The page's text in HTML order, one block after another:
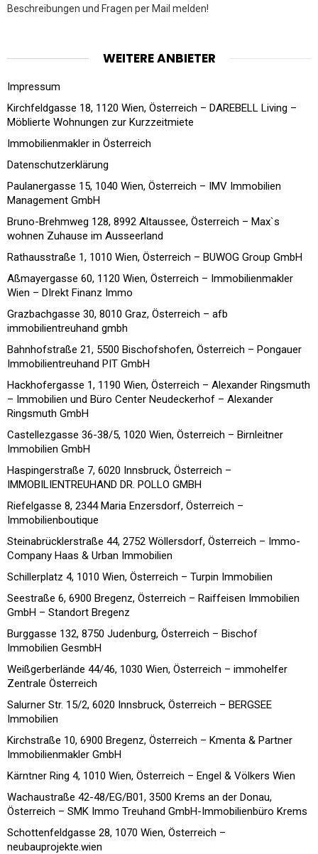
Beschreibungen und Fragen per Mail melden!
WEITERE ANBIETER
Impressum
Kirchfeldgasse 18, 1120 Wien, Österreich – DAREBELL Living –
Möblierte Wohnungen zur Kurzzeitmiete
Immobilienmakler in Österreich
Datenschutzerklärung
Paulanergasse 15, 1040 Wien, Österreich – IMV Immobilien
Management GmbH
Bruno-Brehmweg 128, 8992 Altaussee, Österreich – Max`s
wohnen Zuhause im Ausseerland
Rathausstraße 1, 1010 Wien, Österreich – BUWOG Group GmbH
Aßmayergasse 60, 1120 Wien, Österreich – Immobilienmakler
Wien – DIrekt Finanz Immo
Grazbachgasse 30, 8010 Graz, Österreich – afb
immobilientreuhand gmbh
Bahnhofstraße 21, 5500 Bischofshofen, Österreich – Pongauer
Immobilientreuhand PIT GmbH
Hackhofergasse 1, 1190 Wien, Österreich – Alexander Ringsmuth
– Immobilien und Büro Center Neudeckerhof – Alexander
Ringsmuth GmbH
Castellezgasse 36-38/5, 1020 Wien, Österreich – Birnleitner
Immobilien GmbH
Haspingerstraße 7, 6020 Innsbruck, Österreich –
IMMOBILIENTREUHAND DR. POLLO GMBH
Riefelgasse 8, 2344 Maria Enzersdorf, Österreich –
Immobilienboutique
Steinabrücklerstraße 44, 2752 Wöllersdorf, Österreich – Immo-
Company Haas & Urban Immobilien
Schillerplatz 4, 1010 Wien, Österreich – Turpin Immobilien
Seestraße 6, 6900 Bregenz, Österreich – Raiffeisen Immobilien
GmbH – Standort Bregenz
Burggasse 132, 8750 Judenburg, Österreich – Bischof
Immobilien GesmbH
Weißgerberlände 44/46, 1030 Wien, Österreich – immohelfer
Zentrale Österreich
Salurner Str. 15/2, 6020 Innsbruck, Österreich – BERGSEE
Immobilien
Kirchstraße 10, 6900 Bregenz, Österreich – Kmenta & Partner
Immobilienmakler GmbH
Kärntner Ring 4, 1010 Wien, Österreich – Engel & Völkers Wien
Wachaustraße 42-48/EG/B01, 3500 Krems an der Donau,
Österreich – SMK Immo Treuhand GmbH-Immobilienbüro Krems
Schottenfeldgasse 28, 1070 Wien, Österreich –
neubauprojekte.wien